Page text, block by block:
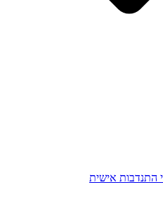
התנדבות אישית